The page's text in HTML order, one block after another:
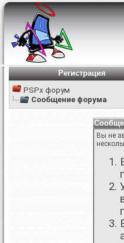
Регистрация
PSPx форум
Сообщение форума
Вы не